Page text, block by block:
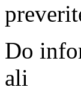
Do
ali